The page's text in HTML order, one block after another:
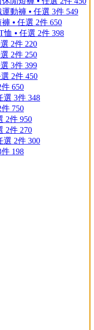
動褲 ⦁ 任選 3件 549
⦁ 任選 2件 650
⦁ 任選 2件 398
2件 220
2件 250
3件 399
2件 450
650
選 3件 348
750
2件 950
2件 270
選 2件 300
198